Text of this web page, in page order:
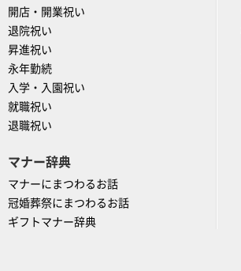
開店・開業祝い
退院祝い
昇進祝い
永年勤続
入学・入園祝い
就職祝い
退職祝い
マナー辞典
マナーにまつわるお話
冠婚葬祭にまつわるお話
ギフトマナー辞典